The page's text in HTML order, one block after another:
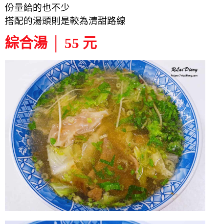
份量給的也不少
搭配的湯頭則是較為清甜路線
綜合湯 │ 55 元